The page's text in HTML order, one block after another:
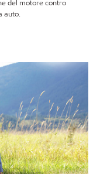
del motore contro
auto.